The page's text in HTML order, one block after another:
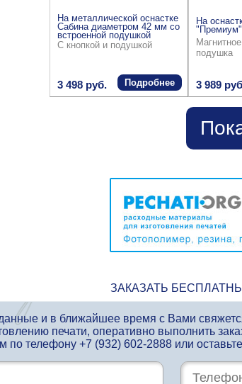
На металлической оснастке
Сабина диаметром 42 мм со
встроенной подушкой
С кнопкой и подушкой
3 498 руб. Подробнее
На
"Премиум"
подушка
3 989
ЗАКАЗАТЬ
и в ближайшее время с Вами
печати, оперативно выполнить
по телефону +7 (932) 602-2888или